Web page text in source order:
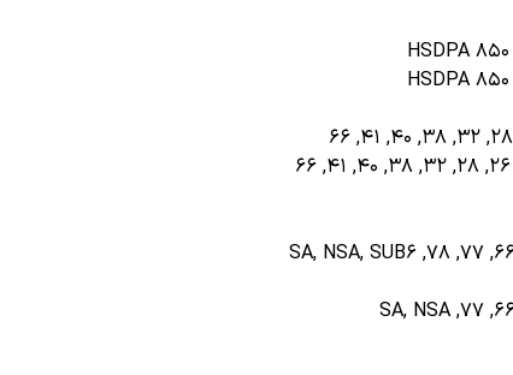
HSDPA
HSDPA